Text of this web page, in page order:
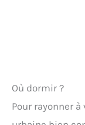
Où dormir ?
Pour rayonner à